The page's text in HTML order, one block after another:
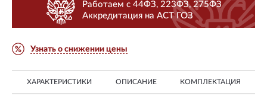
Работаем с 44ФЗ, 223ФЗ, 275ФЗ
Аккредитация на АСТ ГОЗ
Узнать о снижении цены
ХАРАКТЕРИСТИКИ ОПИСАНИЕ КОМПЛЕКТАЦИЯ